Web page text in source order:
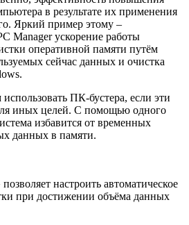
в результате их применения
Яркий пример этому –
Manager ускорение работы
оперативной памяти путём
сейчас данных и очистка
ПК-бустера, если эти
иных целей. С помощью одного
избавится от временных
данных в памяти.
настроить автоматическое
при достижении объёма данных